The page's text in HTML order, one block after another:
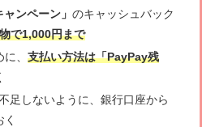
ンペーン」 のキャッシュバック
で1,000円まで
、 支払い方法は「PayPay残
足しないように、銀行口座から